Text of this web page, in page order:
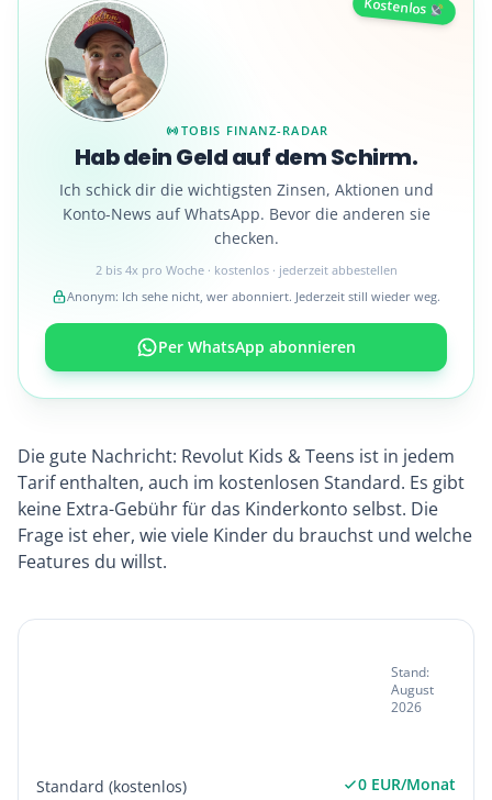
Kostenlos
TOBIS FINANZ-RADAR
Hab dein Geld auf dem Schirm.
Ich schick dir die wichtigsten Zinsen, Aktionen und
Konto-News auf WhatsApp. Bevor die anderen sie
checken.
2 bis 4x pro Woche · kostenlos · jederzeit abbestellen
Anonym: Ich sehe nicht, wer abonniert. Jederzeit still wieder weg.
Per WhatsApp abonnieren
Die gute Nachricht: Revolut Kids & Teens ist in jedem
Tarif enthalten, auch im kostenlosen Standard. Es gibt
keine Extra-Gebühr für das Kinderkonto selbst. Die
Frage ist eher, wie viele Kinder du brauchst und welche
Features du willst.
Stand:
August
2026
Standard (kostenlos) 0 EUR/Monat